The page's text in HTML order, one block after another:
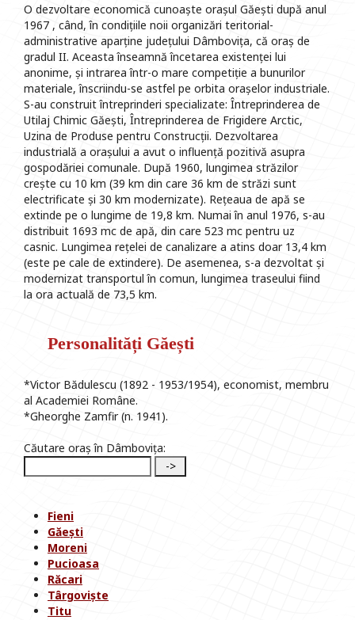
O dezvoltare economică cunoaște orașul Găești după anul
1967 , când, în condițiile noii organizări teritorial-
administrative aparține județului Dâmbovița, că oraș de
gradul II. Aceasta înseamnă încetarea existenței lui
anonime, și intrarea într-o mare competiție a bunurilor
materiale, înscriindu-se astfel pe orbita orașelor industriale.
S-au construit întreprinderi specializate: Întreprinderea de
Utilaj Chimic Găești, Întreprinderea de Frigidere Arctic,
Uzina de Produse pentru Construcții. Dezvoltarea
industrială a orașului a avut o influență pozitivă asupra
gospodăriei comunale. După 1960, lungimea străzilor
crește cu 10 km (39 km din care 36 km de străzi sunt
electrificate și 30 km modernizate). Rețeaua de apă se
extinde pe o lungime de 19,8 km. Numai în anul 1976, s-au
distribuit 1693 mc de apă, din care 523 mc pentru uz
casnic. Lungimea rețelei de canalizare a atins doar 13,4 km
(este pe cale de extindere). De asemenea, s-a dezvoltat și
modernizat transportul în comun, lungimea traseului fiind
la ora actuală de 73,5 km.
Personalități Găești
*Victor Bădulescu (1892 - 1953/1954), economist, membru
al Academiei Române.
*Gheorghe Zamfir (n. 1941).
Căutare oraș în Dâmbovița:
Fieni
Găești
Moreni
Pucioasa
Răcari
Târgoviște
Titu